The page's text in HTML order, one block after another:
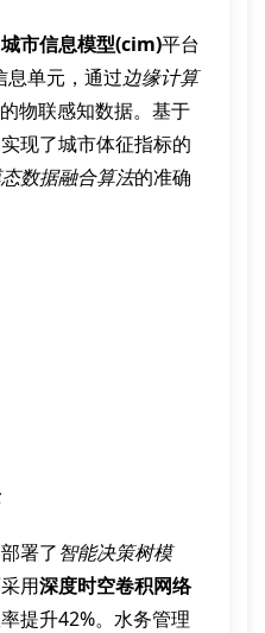
城市信息模型(cim)平台
息单元，通过边缘计算
物联感知数据。基于
现了城市体征指标的
数据融合算法的准确
部署了智能决策树模
用深度时空卷积网络
提升42%。水务管理